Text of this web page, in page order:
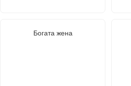
Богата жена